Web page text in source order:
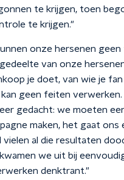
te krijgen, toen
te krijgen."
onze hersenen
van onze
je doet, van wie je
geen feiten verwerken.
gedacht: we moeten
maken, het gaat ons
vielen al die resultaten
we uit bij
denktrant."